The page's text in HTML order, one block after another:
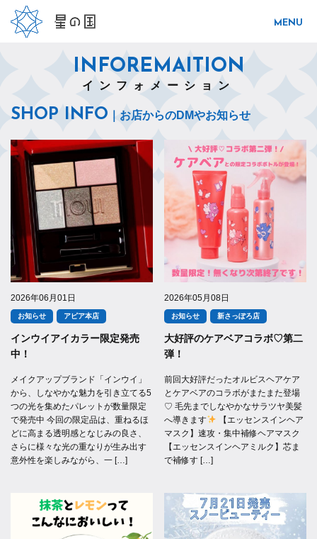
INFOREMAITION
インフォメーション
SHOP INFO ｜お店からのDMやお知らせ
2026年06月01日
お知らせ アピア本店
インウイアイカラー限定発売
中！
メイクアップブランド「インウイ」
から、しなやかな魅力を引き立てる5
つの光を集めたパレットが数量限定
で発売中 今回の限定品は、重ねるほ
どに高まる透明感となじみの良さ、
さらに様々な光の重なりが生み出す
意外性を楽しみながら、一 […]
2026年05月08日
お知らせ 新さっぽろ店
大好評のケアベアコラボ♡第二
弾！
前回大好評だったオルビスヘアケア
とケアベアのコラボがまたまた登場
♡ 毛先までしなやかなサラツヤ美髪
へ導きます
【エッセンスインヘア
マスク】速攻・集中補修ヘアマスク
【エッセンスインヘアミルク】芯ま
で補修す […]